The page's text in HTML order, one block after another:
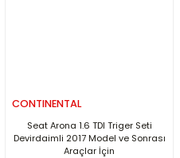
CONTINENTAL
Seat Arona 1.6 TDI Triger Seti
Devirdaimli 2017 Model ve Sonrası
Araçlar İçin